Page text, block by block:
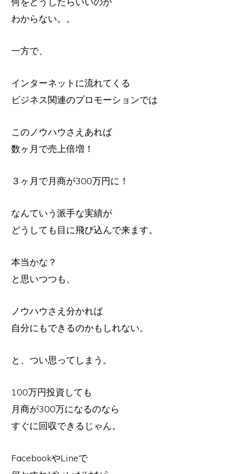
わからない。。
一方で、
インターネットに流れてくる
ビジネス関連のプロモーションでは
このノウハウさえあれば
数ヶ月で売上倍増！
３ヶ月で月商が300万円に！
なんていう派手な実績が
どうしても目に飛び込んで来ます。
本当かな？
と思いつつも、
ノウハウさえ分かれば
自分にもできるのかもしれない。
と、つい思ってしまう。
100万円投資しても
月商が300万になるのなら
すぐに回収できるじゃん。
FacebookやLineで